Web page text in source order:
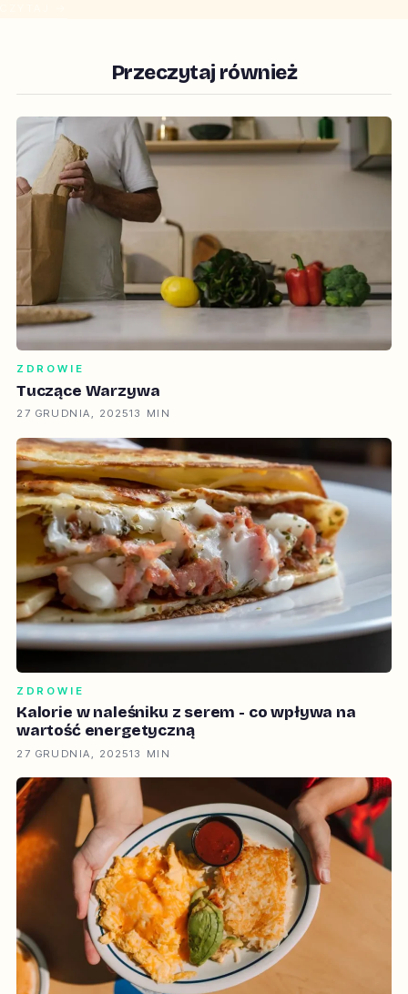
Przeczytaj również
ZDROWIE
Tuczące Warzywa
27 GRUDNIA, 202513 MIN
ZDROWIE
Kalorie w naleśniku z serem - co wpływa na
wartość energetyczną
27 GRUDNIA, 202513 MIN